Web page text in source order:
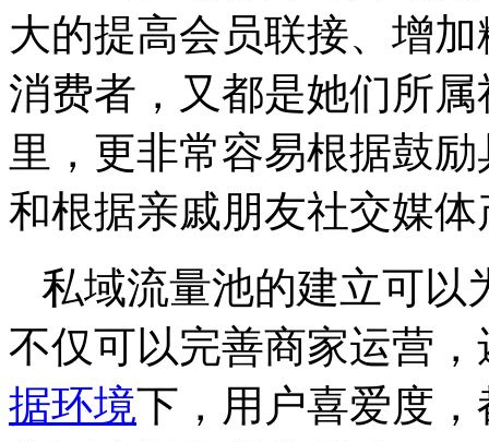
大的提高会员联接、增
消费者，又都是她们所
里，更非常容易根据鼓
和根据亲戚朋友社交媒
私域流量池的建立可以
不仅可以完善商家运营
据环境下，用户喜爱度